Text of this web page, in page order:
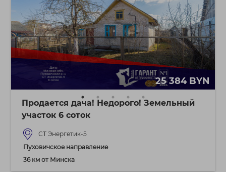
25 384 BYN
Продается дача! Недорого! Земельный
участок 6 соток
СТ Энергетик-5
Пуховичское направление
36 км от Минска